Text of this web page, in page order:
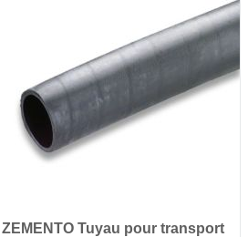
ZEMENTO Tuyau pour transport